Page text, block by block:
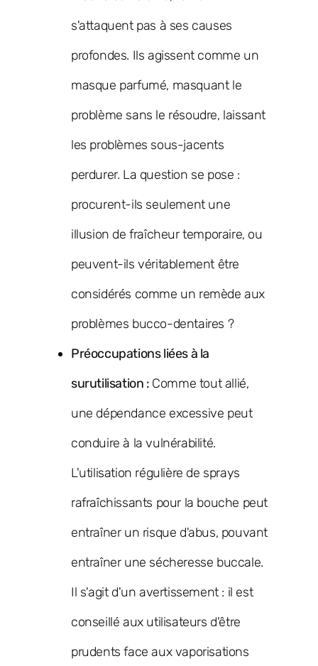
s'attaquent pas à ses causes
profondes. Ils agissent comme un
masque parfumé, masquant le
problème sans le résoudre, laissant
les problèmes sous-jacents
perdurer. La question se pose :
procurent-ils seulement une
illusion de fraîcheur temporaire, ou
peuvent-ils véritablement être
considérés comme un remède aux
problèmes bucco-dentaires ?
Préoccupations liées à la
surutilisation : Comme tout allié,
une dépendance excessive peut
conduire à la vulnérabilité.
L'utilisation régulière de sprays
rafraîchissants pour la bouche peut
entraîner un risque d'abus, pouvant
entraîner une sécheresse buccale.
Il s'agit d'un avertissement : il est
conseillé aux utilisateurs d'être
prudents face aux vaporisations